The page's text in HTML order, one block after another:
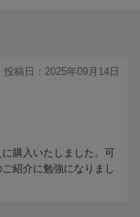
投稿日：2025年09月14日
購入いたしました。可
紹介に勉強になりまし